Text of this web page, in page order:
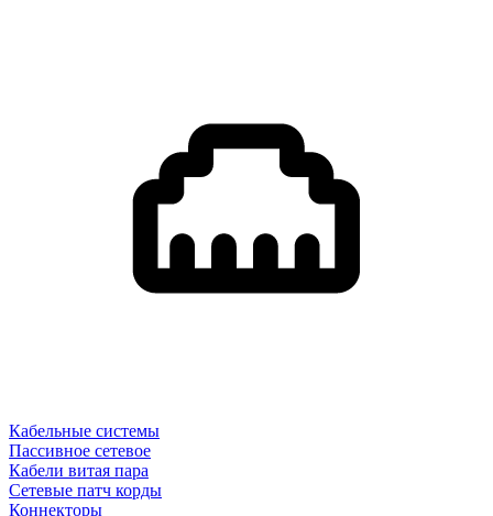
Кабельные системы
Пассивное сетевое
Кабели витая пара
Сетевые патч корды
Коннекторы